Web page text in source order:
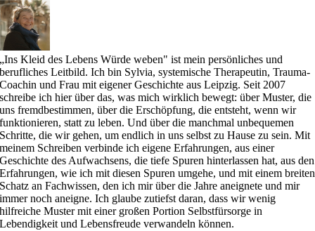
„Ins Kleid des Lebens Würde weben" ist mein persönliches und
berufliches Leitbild. Ich bin Sylvia, systemische Therapeutin, Trauma-
Coachin und Frau mit eigener Geschichte aus Leipzig. Seit 2007
schreibe ich hier über das, was mich wirklich bewegt: über Muster, die
uns fremdbestimmen, über die Erschöpfung, die entsteht, wenn wir
funktionieren, statt zu leben. Und über die manchmal unbequemen
Schritte, die wir gehen, um endlich in uns selbst zu Hause zu sein. Mit
meinem Schreiben verbinde ich eigene Erfahrungen, aus einer
Geschichte des Aufwachsens, die tiefe Spuren hinterlassen hat, aus den
Erfahrungen, wie ich mit diesen Spuren umgehe, und mit einem breiten
Schatz an Fachwissen, den ich mir über die Jahre aneignete und mir
immer noch aneigne. Ich glaube zutiefst daran, dass wir wenig
hilfreiche Muster mit einer großen Portion Selbstfürsorge in
Lebendigkeit und Lebensfreude verwandeln können.